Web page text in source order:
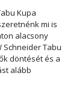
Kupa
mi is
alacsony
Schneider Tabu
döntését és a
alább